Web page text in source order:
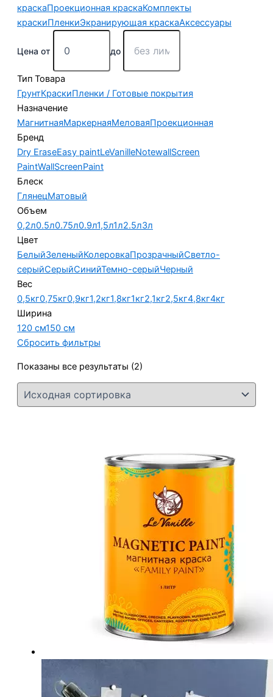
краскаПроекционная краскаКомплекты
краскиПленкиЭкранирующая краскаАксессуары
Цена от до
Тип Товара
ГрунтКраскиПленки / Готовые покрытия
Назначение
МагнитнаяМаркернаяМеловаяПроекционная
Бренд
Dry EraseEasy paintLeVanilleNotewallScreen
PaintWallScreenPaint
Блеск
ГлянецМатовый
Объем
0,2л0.5л0.75л0.9л1,5л1л2.5л3л
Цвет
БелыйЗеленыйКолеровкаПрозрачныйСветло-
серыйСерыйСинийТемно-серыйЧерный
Вес
0,5кг0,75кг0,9кг1,2кг1,8кг1кг2,1кг2,5кг4,8кг4кг
Ширина
120 см150 см
Сбросить фильтры
Показаны все результаты (2)